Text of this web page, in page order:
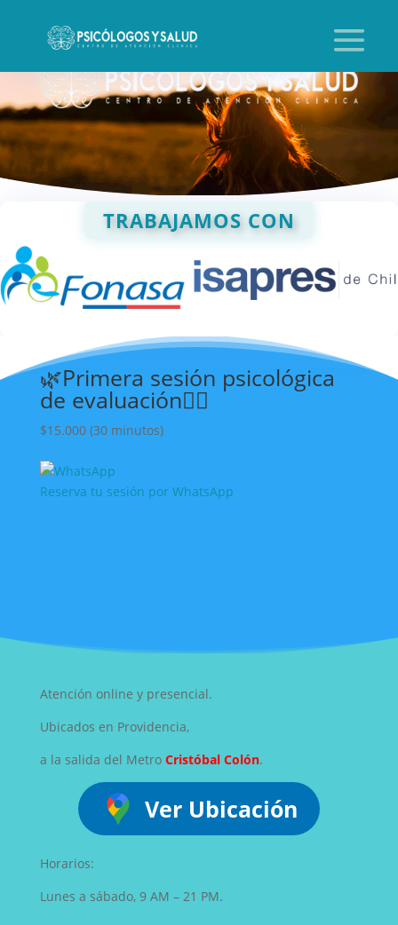
TRABAJAMOS CON
🌿Primera sesión psicológica
de evaluación🙂‍↕️
$15.000 (30 minutos)
Reserva tu sesión por WhatsApp
Atención online y presencial.
Ubicados en Providencia,
a la salida del Metro Cristóbal Colón.
Ver Ubicación
Horarios:
Lunes a sábado, 9 AM – 21 PM.